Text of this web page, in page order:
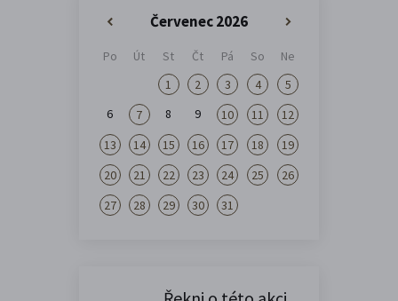
Červenec 2026
»
Po Út St Čt Pá So
Ne
1
2 3 4
5
6
7 8 9 10 11
12
13
14 15 16 17 18
19
20
21 22 23 24 25
26
27
28 29 30 31